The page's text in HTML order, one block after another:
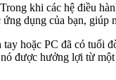
khi các hệ điều
dụng của bạn, giúp
hoặc PC đã có tuổi
được hưởng lợi từ